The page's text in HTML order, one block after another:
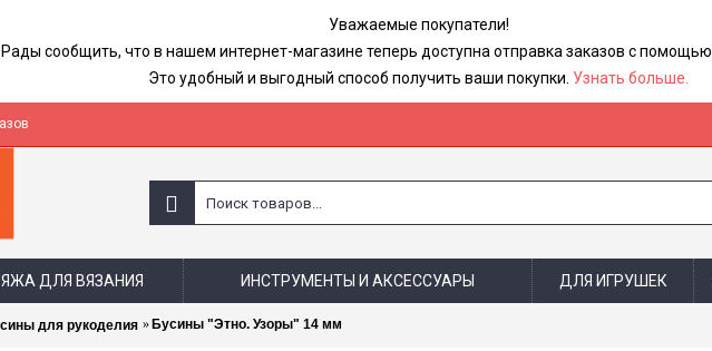
Уважаемые покупатели!
Рады сообщить, что в нашем интернет-магазине теперь доступна отправка заказов с помощью
Это удобный и выгодный способ получить ваши покупки. Узнать больше.
ДЛЯ ВЯЗАНИЯ ИНСТРУМЕНТЫ И АКСЕССУАРЫ ДЛЯ ИГРУШЕК
для рукоделия Бусины "Этно. Узоры" 14 мм